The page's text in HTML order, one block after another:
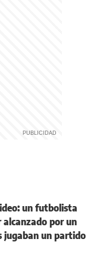
un futbolista
por un
jugaban un partido